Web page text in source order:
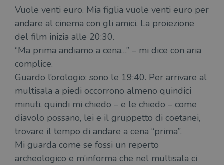
Vuole venti euro. Mia figlia vuole venti euro per
andare al cinema con gli amici. La proiezione
del film inizia alle 20:30.
“Ma prima andiamo a cena…” – mi dice con aria
complice.
Guardo l’orologio: sono le 19:40. Per arrivare al
multisala a piedi occorrono almeno quindici
minuti, quindi mi chiedo – e le chiedo – come
diavolo possano, lei e il gruppetto di coetanei,
trovare il tempo di andare a cena “prima”.
Mi guarda come se fossi un reperto
archeologico e m’informa che nel multisala ci